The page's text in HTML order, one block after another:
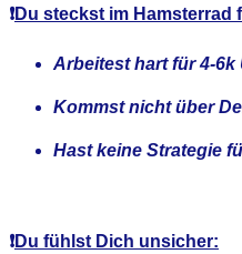
❗Du steckst im Hamsterrad
Arbeitest hart für 4-6k
Kommst nicht über
Hast keine Strategie
❗Du fühlst Dich unsicher: